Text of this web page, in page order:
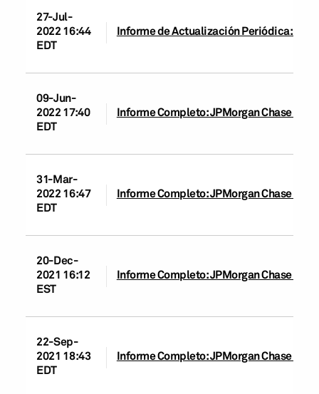
27-Jul-
2022 16:44
EDT
Informe de Actualización Periódica:
09-Jun-
2022 17:40
EDT
Informe Completo: JPMorgan Chase
31-Mar-
2022 16:47
EDT
Informe Completo: JPMorgan Chase
20-Dec-
2021 16:12
EST
Informe Completo: JPMorgan Chase
22-Sep-
2021 18:43
EDT
Informe Completo: JPMorgan Chase